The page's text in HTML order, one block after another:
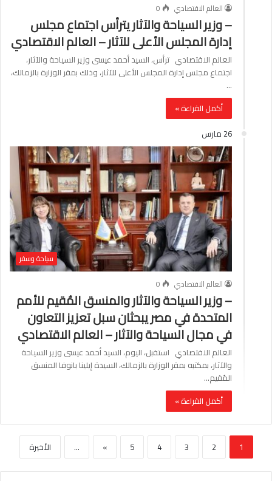
العالم الاقتصادي
0
– وزير السياحة والآثار يترأس اجتماع مجلس
إدارة المجلس الأعلى للآثار – العالم الاقتصادي
العالم الاقتصادي ترأس، السيد أحمد عيسى وزير السياحة والآثار،
اجتماع مجلس إدارة المجلس الأعلى للآثار، وذلك بمقر الوزارة بالزمالك،
…
أكمل القراءة »
26 مارس
سياحة وسفر
العالم الاقتصادي
0
– وزير السياحة والآثار والمنسق المُقيم للأمم
المتحدة في مصر يبحثان سبل تعزيز التعاون
في مجال السياحة والآثار – العالم الاقتصادي
العالم الاقتصادي استقبل، اليوم، السيد أحمد عيسى وزير السياحة
والآثار، بمكتبه بمقر الوزارة بالزمالك، السيدة إيلينا بانوفا المنسق
المُقيم…
أكمل القراءة »
1
2
3
4
5
»
... الأخيرة